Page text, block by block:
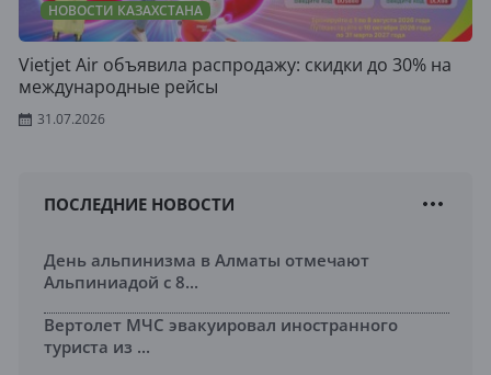
НОВОСТИ КАЗАХСТАНА
Vietjet Air объявила распродажу: скидки до 30% на
международные рейсы
31.07.2026
ПОСЛЕДНИЕ НОВОСТИ
День альпинизма в Алматы отмечают
Альпиниадой с 8...
Вертолет МЧС эвакуировал иностранного
туриста из ...